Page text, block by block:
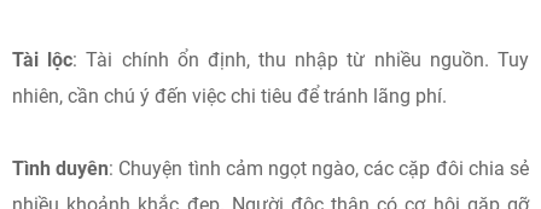
Tài lộc: Tài chính ổn định, thu nhập từ nhiều nguồn. Tuy
nhiên, cần chú ý đến việc chi tiêu để tránh lãng phí.​
Tình duyên: Chuyện tình cảm ngọt ngào, các cặp đôi chia sẻ